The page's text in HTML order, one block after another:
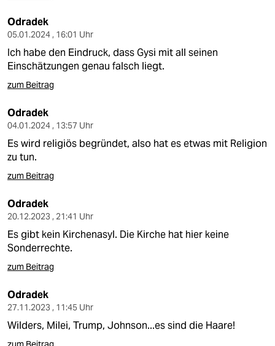
Odradek
05.01.2024 , 16:01 Uhr
Ich habe den Eindruck, dass Gysi mit all seinen
Einschätzungen genau falsch liegt.
zum Beitrag
Odradek
04.01.2024 , 13:57 Uhr
Es wird religiös begründet, also hat es etwas mit Religion
zu tun.
zum Beitrag
Odradek
20.12.2023 , 21:41 Uhr
Es gibt kein Kirchenasyl. Die Kirche hat hier keine
Sonderrechte.
zum Beitrag
Odradek
27.11.2023 , 11:45 Uhr
Wilders, Milei, Trump, Johnson...es sind die Haare!